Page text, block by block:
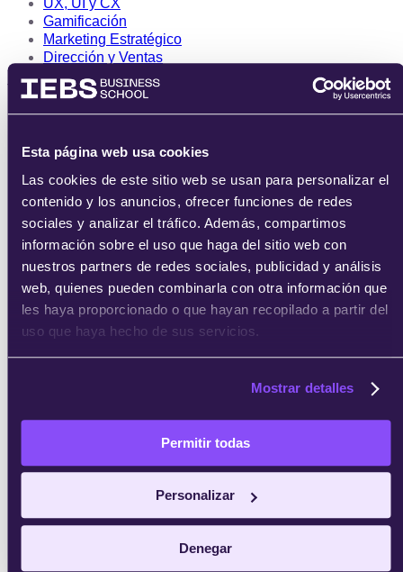
Esta página web usa cookies
Las cookies de este sitio web se usan para personalizar el
contenido y los anuncios, ofrecer funciones de redes
sociales y analizar el tráfico. Además, compartimos
información sobre el uso que haga del sitio web con
nuestros partners de redes sociales, publicidad y análisis
web, quienes pueden combinarla con otra información que
les haya proporcionado o que hayan recopilado a partir del
uso que haya hecho de sus servicios.
Mostrar detalles
Permitir todas
Personalizar
Denegar
Gamificación
Marketing Estratégico
Dirección y Ventas
Tecnología
Ciberseguridad
Industria 4.0
Programación
Por programa
Másters
Postgrados
Programas focalizados
Cursos
Proceso de admisión
Responsabilidad social
Faculty Xperience
Opiniones de IEBS
Contacta con nosotros
Quiero ser partner